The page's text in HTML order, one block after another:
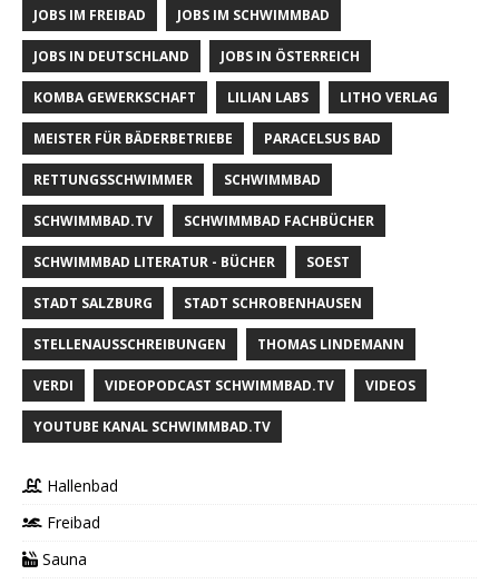
JOBS IM FREIBAD JOBS IM SCHWIMMBAD
JOBS IN DEUTSCHLAND JOBS IN ÖSTERREICH
KOMBA GEWERKSCHAFT LILIAN LABS LITHO VERLAG
MEISTER FÜR BÄDERBETRIEBE PARACELSUS BAD
RETTUNGSSCHWIMMER SCHWIMMBAD
SCHWIMMBAD.TV SCHWIMMBAD FACHBÜCHER
SCHWIMMBAD LITERATUR - BÜCHER SOEST
STADT SALZBURG STADT SCHROBENHAUSEN
STELLENAUSSCHREIBUNGEN THOMAS LINDEMANN
VERDI VIDEOPODCAST SCHWIMMBAD.TV VIDEOS
YOUTUBE KANAL SCHWIMMBAD.TV
Hallenbad
Freibad
Sauna